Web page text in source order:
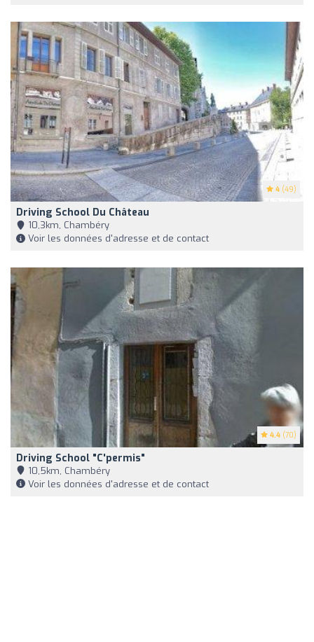
4 (49)
Driving School Du Château
10,3km, Chambéry
Voir les données d'adresse et de contact
4.4 (70)
Driving School "C'permis"
10,5km, Chambéry
Voir les données d'adresse et de contact